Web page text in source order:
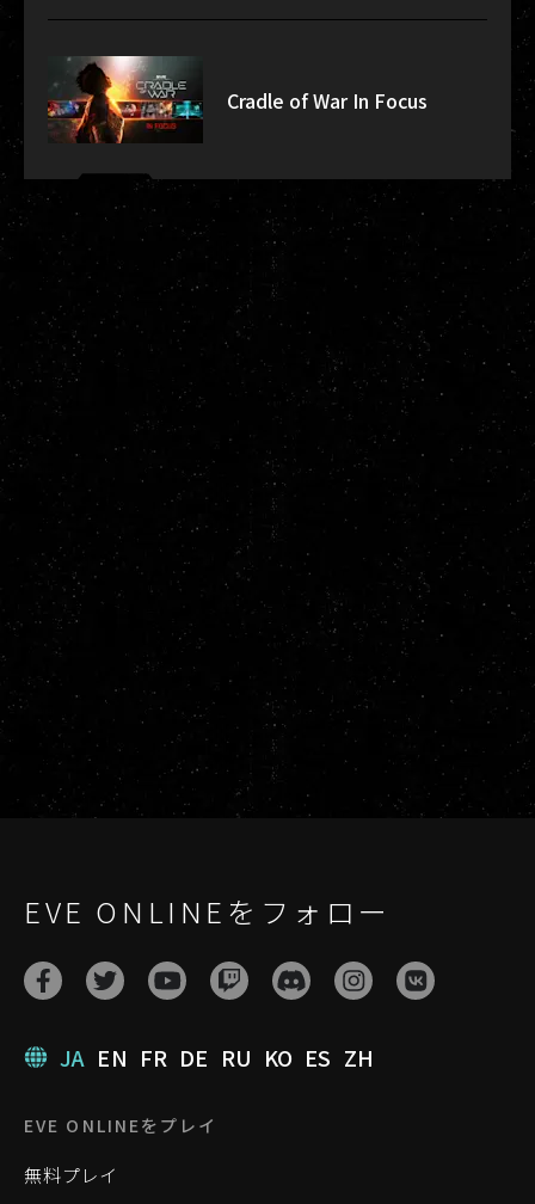
Cradle of War In Focus
EVE ONLINEをフォロー
JA EN FR DE RU KO ES ZH
EVE ONLINEをプレイ
無料プレイ